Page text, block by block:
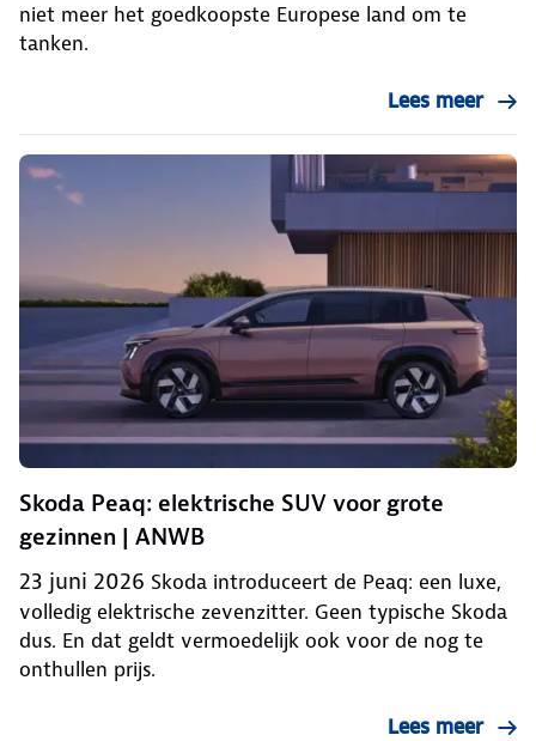
niet meer het goedkoopste Europese land om te
tanken.
Lees meer
Skoda Peaq: elektrische SUV voor grote
gezinnen | ANWB
23 juni 2026 Skoda introduceert de Peaq: een luxe,
volledig elektrische zevenzitter. Geen typische Skoda
dus. En dat geldt vermoedelijk ook voor de nog te
onthullen prijs.
Lees meer